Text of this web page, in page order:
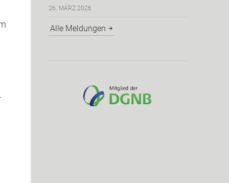
26. MÄRZ 2026
Alle Meldungen